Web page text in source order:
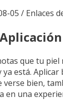
05 / Enlaces
que tu
está.
bien,
una